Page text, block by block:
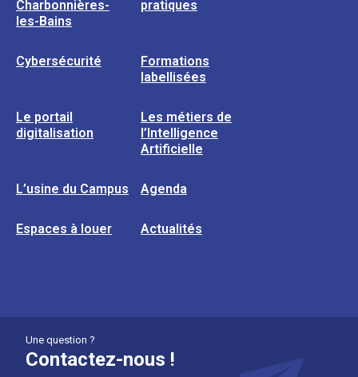
Charbonnières-
les-Bains
pratiques
Cybersécurité
Formations
labellisées
Le portail
digitalisation
Les métiers de
l’Intelligence
Artificielle
L’usine du Campus Agenda
Espaces à louer Actualités
Une question ?
Contactez-nous !